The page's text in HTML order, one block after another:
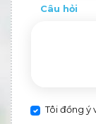
Câu hỏi
Tôi đồng ý